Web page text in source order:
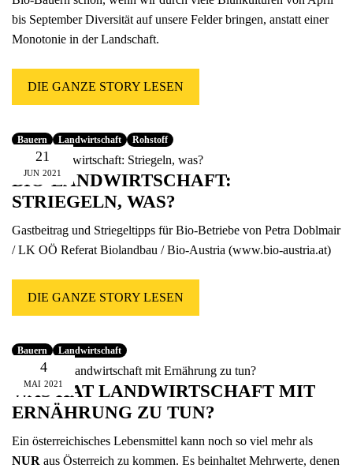
bis September Diversität auf unsere Felder bringen, anstatt einer
Monotonie in der Landschaft.
DIE GANZE STORY LESEN
21
JUN 2021
Bauern Landwirtschaft Rohstoff
BIO-LANDWIRTSCHAFT:
STRIEGELN, WAS?
Gastbeitrag und Striegeltipps für Bio-Betriebe von Petra Doblmair
/ LK OÖ Referat Biolandbau / Bio-Austria (www.bio-austria.at)
DIE GANZE STORY LESEN
4
MAI 2021
Bauern Landwirtschaft
WAS HAT LANDWIRTSCHAFT MIT
ERNÄHRUNG ZU TUN?
Ein österreichisches Lebensmittel kann noch so viel mehr als
NUR aus Österreich zu kommen. Es beinhaltet Mehrwerte, denen